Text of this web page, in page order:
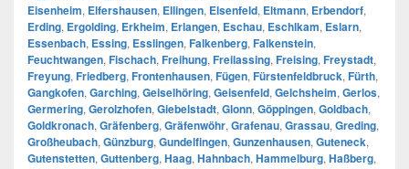
Eisenheim, Elfershausen, Ellingen, Elsenfeld, Eltmann, Erbendorf,
Erding, Ergolding, Erkheim, Erlangen, Eschau, Eschlkam, Eslarn,
Essenbach, Essing, Esslingen, Falkenberg, Falkenstein,
Feuchtwangen, Fischach, Freihung, Freilassing, Freising, Freystadt,
Freyung, Friedberg, Frontenhausen, Fügen, Fürstenfeldbruck, Fürth,
Gangkofen, Garching, Geiselhöring, Geisenfeld, Gelchsheim, Gerlos,
Germering, Gerolzhofen, Giebelstadt, Glonn, Göppingen, Goldbach,
Goldkronach, Gräfenberg, Gräfenwöhr, Grafenau, Grassau, Greding,
Großheubach, Günzburg, Gundelfingen, Gunzenhausen, Guteneck,
Gutenstetten, Guttenberg, Haag, Hahnbach, Hammelburg, Haßberg,